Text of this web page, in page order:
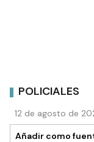
POLICIALES
12 de agosto de
Añadir como